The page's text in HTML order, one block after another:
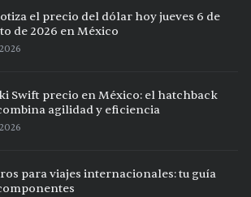
el precio del dólar hoy jueves 6 de
de 2026 en México
Swift precio en México: el hatchback
agilidad y eficiencia
para viajes internacionales: tu guía